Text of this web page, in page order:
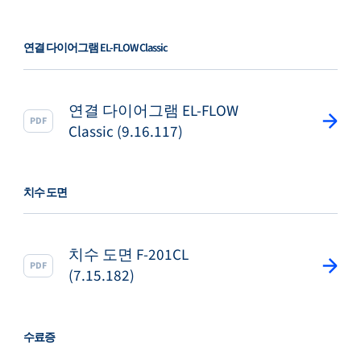
연결 다이어그램 EL-FLOW Classic
PDF
연결 다이어그램 EL-FLOW
Classic (9.16.117)
치수 도면
PDF
치수 도면 F-201CL
(7.15.182)
수료증